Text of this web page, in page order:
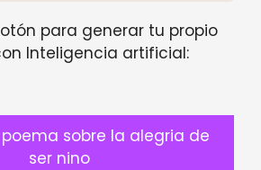
para generar tu propio
Inteligencia artificial:
sobre la alegria de
ser nino